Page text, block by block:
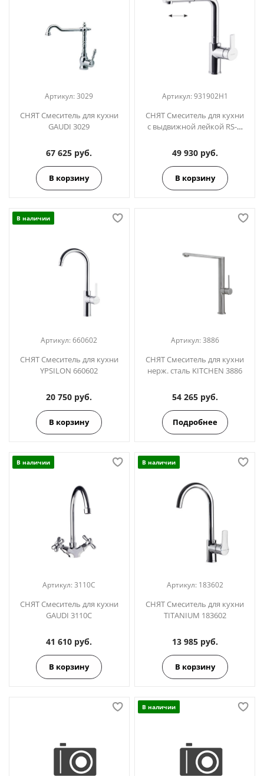
Артикул:3029
СНЯТ Смеситель для кухни
GAUDI 3029
67 625 руб.
В корзину
Артикул: 931902H1
СНЯТ Смеситель для кухни
с выдвижной лейкой RS-Q
49 930 руб.
В корзину
В наличии
Артикул:660602
СНЯТ Смеситель для кухни
YPSILON 660602
20 750 руб.
В корзину
Артикул: 3886
СНЯТ Смеситель для кухни
нерж. сталь KITCHEN 3886
54 265 руб.
Подробнее
В наличии
Артикул:3110С
СНЯТ Смеситель для кухни
GAUDI 3110C
41 610 руб.
В корзину
В наличии
Артикул: 183602
СНЯТ Смеситель для кухни
TITANIUM 183602
13 985 руб.
В корзину
В наличии